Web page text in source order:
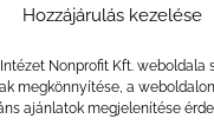
Hozzájárulás kezelése
Nonprofit Kft.
megkönnyítése, a
ajánlatok megjelenítése